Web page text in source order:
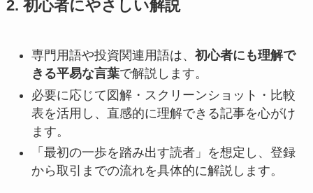
2. 初心者にやさしい解説
専門用語や投資関連用語は、 初心者にも理解で
きる平易な言葉で解説します。
必要に応じて図解・スクリーンショット・比較
表を活用し、直感的に理解できる記事を心がけ
ます。
「最初の一歩を踏み出す読者」を想定し、登録
から取引までの流れを具体的に解説します。